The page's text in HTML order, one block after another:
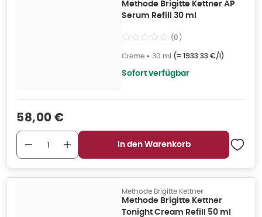
Methode Brigitte Kettner AP
Serum Refill 30 ml
(0)
Creme • 30 ml (= 1933.33 €/l)
Sofort verfügbar
Verkaufspreis
58,00 €
In den Warenkorb
Methode Brigitte Kettner
Methode Brigitte Kettner
Tonight Cream Refill 50 ml